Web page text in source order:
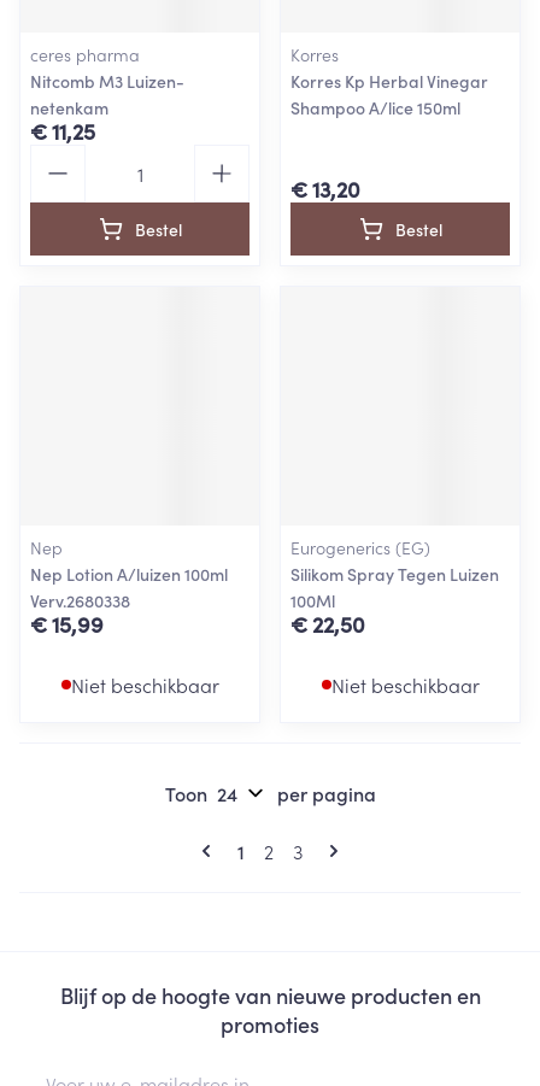
ceres pharma
Nitcomb M3 Luizen-
netenkam
€ 11,25
Bestel
Korres
Korres Kp Herbal Vinegar
Shampoo A/lice 150ml
€ 13,20
Bestel
Nep
Nep Lotion A/luizen 100ml
Verv.2680338
€ 15,99
Niet beschikbaar
Eurogenerics (EG)
Silikom Spray Tegen Luizen
100Ml
€ 22,50
Niet beschikbaar
Pagina's
U lees momenteel pagina
1 Pagina
2 Pagina
3
Toon per pagina
Blijf op de hoogte van nieuwe producten en
promoties